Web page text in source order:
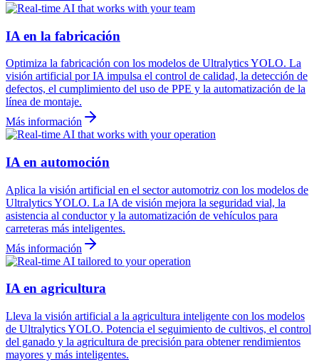
IA en la fabricación
Optimiza la fabricación con los modelos de Ultralytics YOLO. La
visión artificial por IA impulsa el control de calidad, la detección de
defectos, el cumplimiento del uso de PPE y la automatización de la
línea de montaje.
Más información
IA en automoción
Aplica la visión artificial en el sector automotriz con los modelos de
Ultralytics YOLO. La IA de visión mejora la seguridad vial, la
asistencia al conductor y la automatización de vehículos para
carreteras más inteligentes.
Más información
IA en agricultura
Lleva la visión artificial a la agricultura inteligente con los modelos
de Ultralytics YOLO. Potencia el seguimiento de cultivos, el control
del ganado y la agricultura de precisión para obtener rendimientos
mayores y más inteligentes.